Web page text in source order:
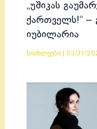
„უშიკას
ქართველს!“ –
იუბილარია
სიახლეები 03/31/